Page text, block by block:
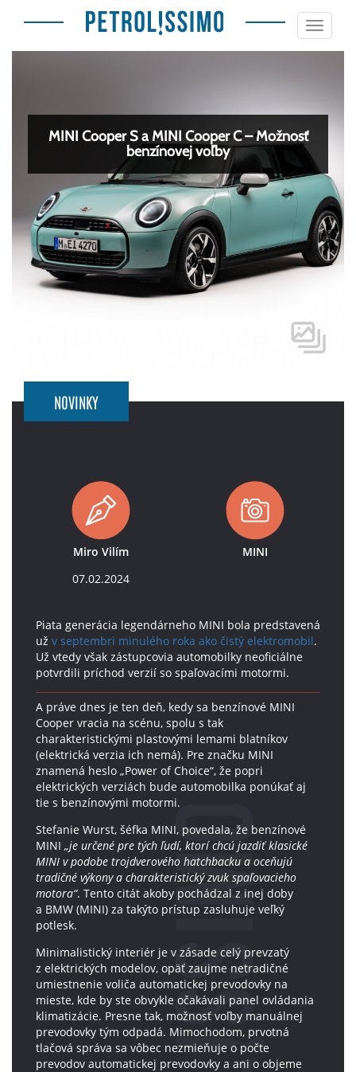
Toggle
MINI Cooper S a MINI Cooper C – Možnosť
benzínovej voľby
NOVINKY
Miro Vilím
07.02.2024
MINI
Piata generácia legendárneho MINI bola predstavená
už v septembri minulého roka ako čistý elektromobil.
Už vtedy však zástupcovia automobilky neoficiálne
potvrdili príchod verzií so spaľovacími motormi.
A práve dnes je ten deň, kedy sa benzínové MINI
Cooper vracia na scénu, spolu s tak
charakteristickými plastovými lemami blatníkov
(elektrická verzia ich nemá). Pre značku MINI
znamená heslo „Power of Choice“, že popri
elektrických verziách bude automobilka ponúkať aj
tie s benzínovými motormi.
Stefanie Wurst, šéfka MINI, povedala, že benzínové
MINI „je určené pre tých ľudí, ktorí chcú jazdiť klasické
MINI v podobe trojdverového hatchbacku a oceňujú
tradičné výkony a charakteristický zvuk spaľovacieho
motora“. Tento citát akoby pochádzal z inej doby
a BMW (MINI) za takýto prístup zasluhuje veľký
potlesk.
Minimalistický interiér je v zásade celý prevzatý
z elektrických modelov, opäť zaujme netradičné
umiestnenie voliča automatickej prevodovky na
mieste, kde by ste obvykle očakávali panel ovládania
klimatizácie. Presne tak, možnosť voľby manuálnej
prevodovky tým odpadá. Mimochodom, prvotná
tlačová správa sa vôbec nezmieňuje o počte
prevodov automatickej prevodovky a ani o objeme